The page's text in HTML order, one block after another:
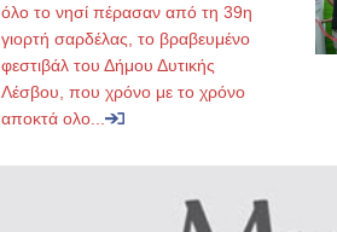
όλο το νησί πέρασαν από τη 39η
γιορτή σαρδέλας, το βραβευμένο
φεστιβάλ του Δήμου Δυτικής
Λέσβου, που χρόνο με το χρόνο
αποκτά ολο...